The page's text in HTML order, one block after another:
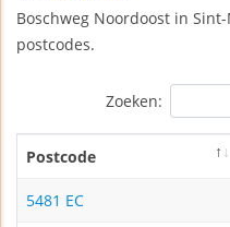
Boschweg Noordoost in
postcodes.
Zoeken:
Postcode
5481 EC